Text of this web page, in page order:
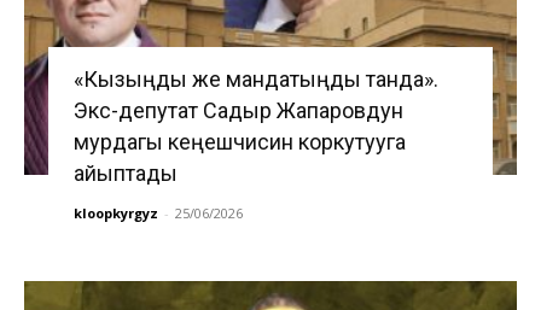
«Кызыңды же мандатыңды танда».
Экс-депутат Садыр Жапаровдун
мурдагы кеңешчисин коркутууга
айыптады
kloopkyrgyz - 25/06/2026